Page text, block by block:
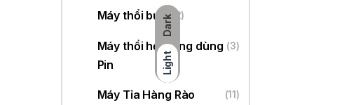
Dark
Light
Máy thổi bụi (22)
Máy thổi hơi nóng dùng
Pin
(3)
Máy Tỉa Hàng Rào
(11)